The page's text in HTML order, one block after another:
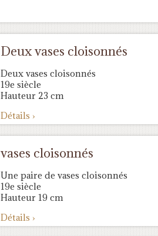
Deux vases cloisonnés
Deux vases cloisonnés
19e siècle
Hauteur 23 cm
Détails ›
vases cloisonnés
Une paire de vases cloisonnés
19e siècle
Hauteur 19 cm
Détails ›